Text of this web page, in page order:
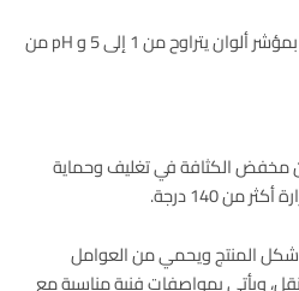
كما أن زيت بذور الكتان المبيض بمؤشر ألوان يتراوح من 1 إلى 5 و pH من
مخفض الكثافة في تغليف وحماية
من 140 درجة.
المنتج ويحمي من العوامل
ويأتي بمواصفات فنية مناسبة مع